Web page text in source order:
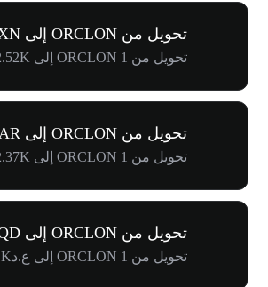
تحويل من ORCLON إلى MXN
تحويل من 1 ORCLON إلى Mex$2.52K
تحويل من ORCLON إلى ZAR
تحويل من 1 ORCLON إلى R2.37K
تحويل من ORCLON إلى IQD
تحويل من 1 ORCLON إلى ع.د191.71K